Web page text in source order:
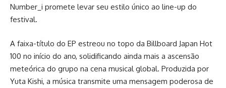
Number_i promete levar seu estilo único ao line-up do
festival.
A faixa-título do EP estreou no topo da Billboard Japan Hot
100 no início do ano, solidificando ainda mais a ascensão
meteórica do grupo na cena musical global. Produzida por
Yuta Kishi, a música transmite uma mensagem poderosa de